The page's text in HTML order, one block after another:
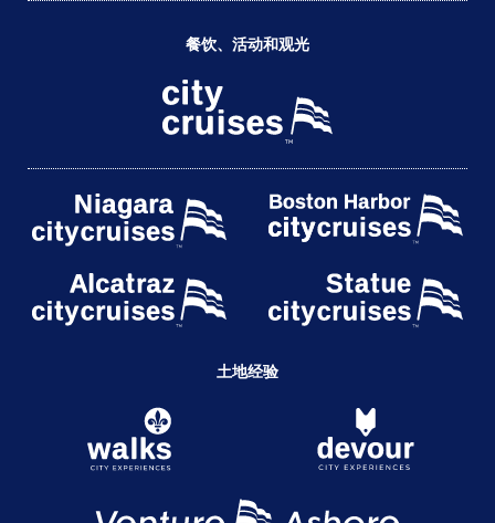
餐饮、活动和观光
土地经验